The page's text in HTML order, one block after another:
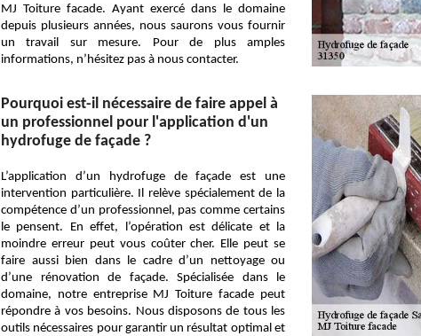
MJ Toiture facade. Ayant exercé dans le domaine
depuis plusieurs années, nous saurons vous fournir
un travail sur mesure. Pour de plus amples
informations, n’hésitez pas à nous contacter.
Pourquoi est-il nécessaire de faire appel à
un professionnel pour l'application d'un
hydrofuge de façade ?
L’application d’un hydrofuge de façade est une
intervention particulière. Il relève spécialement de la
compétence d’un professionnel, pas comme certains
le pensent. En effet, l’opération est délicate et la
moindre erreur peut vous coûter cher. Elle peut se
faire aussi bien dans le cadre d’un nettoyage ou
d’une rénovation de façade. Spécialisée dans le
domaine, notre entreprise MJ Toiture facade peut
répondre à vos besoins. Nous disposons de tous les
outils nécessaires pour garantir un résultat optimal et